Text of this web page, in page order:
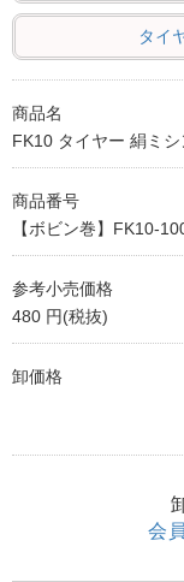
タイ
商品名
FK10 タイヤー 絹ミ
商品番号
【ボビン巻】FK10-
参考小売価格
480 円(税抜)
卸価格
会